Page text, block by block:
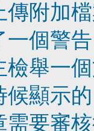
傳附加
一個警
檢舉一
候顯示
需要審